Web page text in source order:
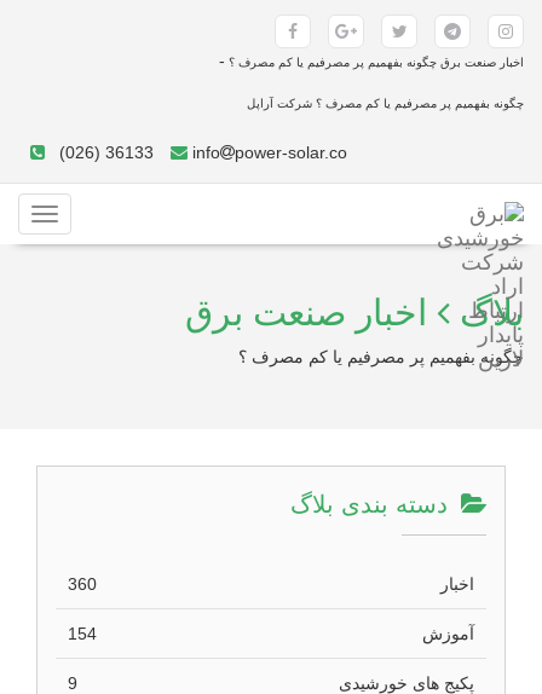
اخبار صنعت برق چگونه بفهمیم پر مصرفیم یا کم مصرف ؟ -
چگونه بفهمیم پر مصرفیم یا کم مصرف ؟ شرکت آراپل
info power-solar.co
(026) 36133
بلاگ اخبار صنعت برق
چگونه بفهمیم پر مصرفیم یا کم مصرف ؟
دسته بندی بلاگ
اخبار 360
آموزش 154
پکیج های خورشیدی 9